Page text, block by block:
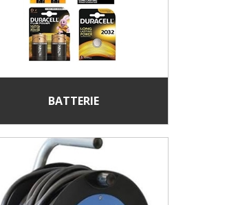
BATTERIE